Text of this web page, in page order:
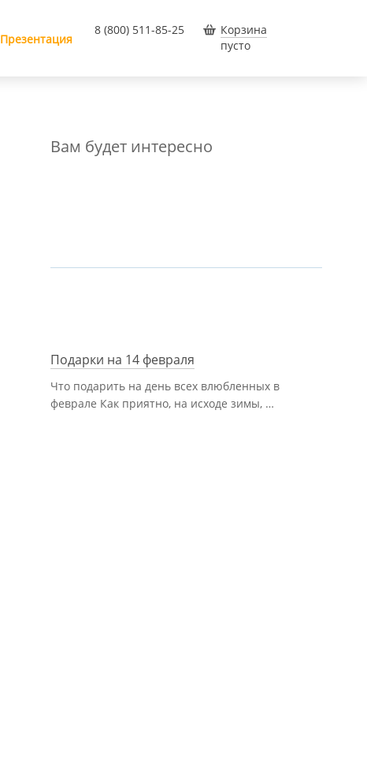
Презентация
8 (800) 511-85-25
Корзина
пусто
Вам будет интересно
Подарки на 14 февраля
Что подарить на день всех влюбленных в
феврале Как приятно, на исходе зимы, …